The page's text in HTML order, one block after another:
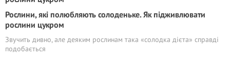
Рослини, які полюбляють солоденьке. Як підживлювати
рослини цукром
Звучить дивно, але деяким рослинам така «солодка дієта» справді
подобається